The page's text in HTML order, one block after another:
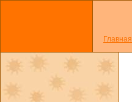
Главная